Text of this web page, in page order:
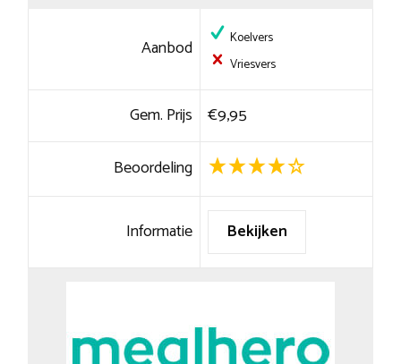
Aanbod
Koelvers
Vriesvers
Gem. Prijs €9,95
Beoordeling
Informatie Bekijken